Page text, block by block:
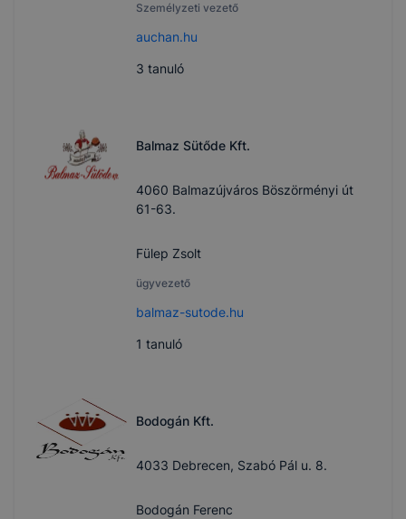
Személyzeti vezető
auchan.hu
3 tanuló
Balmaz Sütőde Kft.
4060 Balmazújváros Böszörményi út
61-63.
Fülep Zsolt
ügyvezető
balmaz-sutode.hu
1 tanuló
Bodogán Kft.
4033 Debrecen, Szabó Pál u. 8.
Bodogán Ferenc